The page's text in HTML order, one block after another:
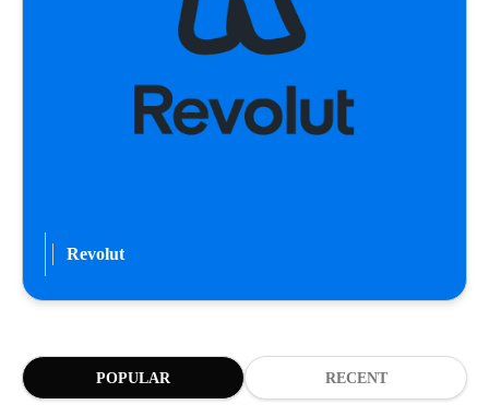
Revolut
POPULAR RECENT
Ai simțit vreodată deja-vu? Află de ce se